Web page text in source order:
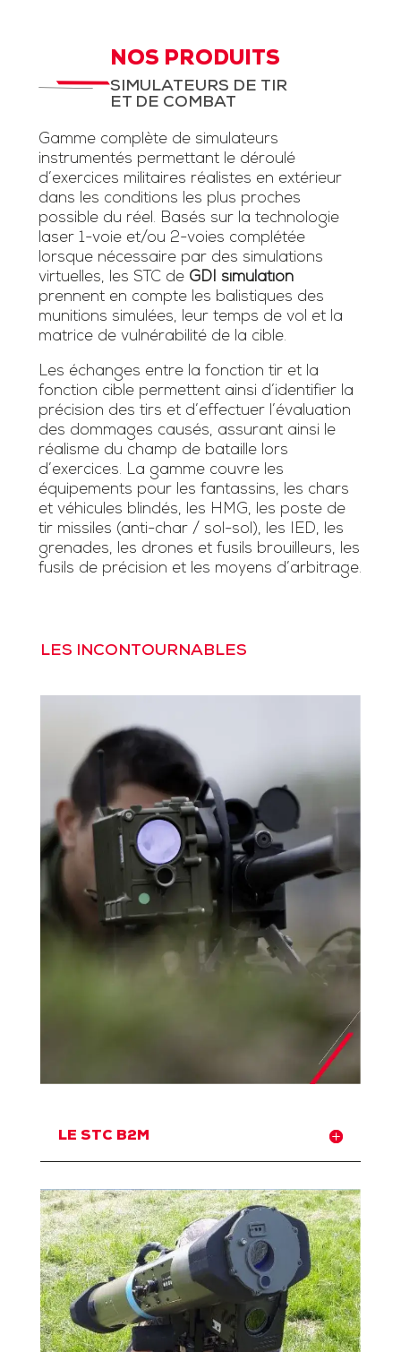
NOS PRODUITS
SIMULATEURS DE TIR
ET DE COMBAT
Gamme complète de simulateurs
instrumentés permettant le déroulé
d’exercices militaires réalistes en extérieur
dans les conditions les plus proches
possible du réel. Basés sur la technologie
laser 1-voie et/ou 2-voies complétée
lorsque nécessaire par des simulations
virtuelles, les STC de GDI simulation
prennent en compte les balistiques des
munitions simulées, leur temps de vol et la
matrice de vulnérabilité de la cible.
Les échanges entre la fonction tir et la
fonction cible permettent ainsi d’identifier la
précision des tirs et d’effectuer l’évaluation
des dommages causés, assurant ainsi le
réalisme du champ de bataille lors
d’exercices. La gamme couvre les
équipements pour les fantassins, les chars
et véhicules blindés, les HMG, les poste de
tir missiles (anti-char / sol-sol), les IED, les
grenades, les drones et fusils brouilleurs, les
fusils de précision et les moyens d’arbitrage.
LES INCONTOURNABLES
LE STC B2M